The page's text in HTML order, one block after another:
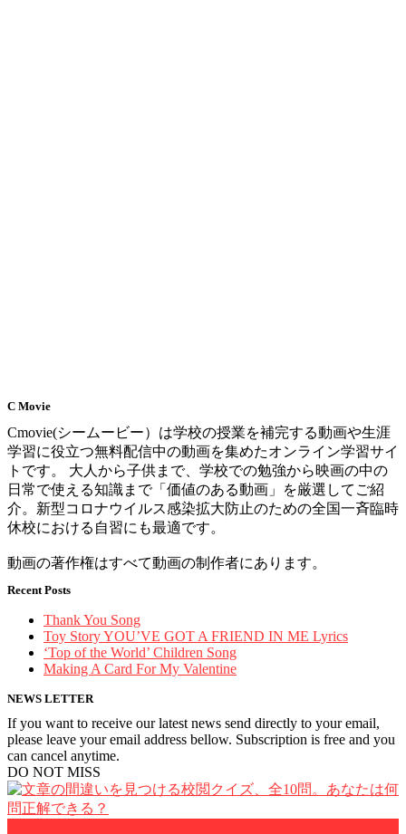
C Movie
Cmovie(シームービー）は学校の授業を補完する動画や生涯
学習に役立つ無料配信中の動画を集めたオンライン学習サイ
トです。 大人から子供まで、学校での勉強から映画の中の
日常で使える知識まで「価値のある動画」を厳選してご紹
介。新型コロナウイルス感染拡大防止のための全国一斉臨時
休校における自習にも最適です。
動画の著作権はすべて動画の制作者にあります。
Recent Posts
Thank You Song
Toy Story YOU’VE GOT A FRIEND IN ME Lyrics
‘Top of the World’ Children Song
Making A Card For My Valentine
NEWS LETTER
If you want to receive our latest news send directly to your email,
please leave your email address bellow. Subscription is free and you
can cancel anytime.
DO NOT MISS